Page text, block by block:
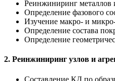
Реинжиниринг металлов
Определение фазового
Изучение макро- и
Определение состава
Определение
2. Реинжиниринг узлов и
Составление КД по